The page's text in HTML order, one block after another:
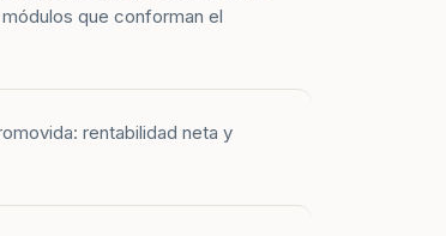
que conforman el
rentabilidad neta y